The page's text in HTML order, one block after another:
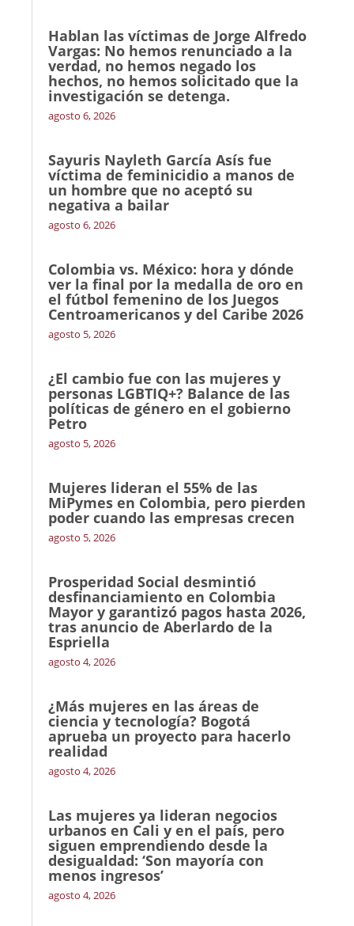
Hablan las víctimas de Jorge Alfredo
Vargas: No hemos renunciado a la
verdad, no hemos negado los
hechos, no hemos solicitado que la
investigación se detenga.
agosto 6, 2026
Sayuris Nayleth García Asís fue
víctima de feminicidio a manos de
un hombre que no aceptó su
negativa a bailar
agosto 6, 2026
Colombia vs. México: hora y dónde
ver la final por la medalla de oro en
el fútbol femenino de los Juegos
Centroamericanos y del Caribe 2026
agosto 5, 2026
¿El cambio fue con las mujeres y
personas LGBTIQ+? Balance de las
políticas de género en el gobierno
Petro
agosto 5, 2026
Mujeres lideran el 55% de las
MiPymes en Colombia, pero pierden
poder cuando las empresas crecen
agosto 5, 2026
Prosperidad Social desmintió
desfinanciamiento en Colombia
Mayor y garantizó pagos hasta 2026,
tras anuncio de Aberlardo de la
Espriella
agosto 4, 2026
¿Más mujeres en las áreas de
ciencia y tecnología? Bogotá
aprueba un proyecto para hacerlo
realidad
agosto 4, 2026
Las mujeres ya lideran negocios
urbanos en Cali y en el país, pero
siguen emprendiendo desde la
desigualdad: ‘Son mayoría con
menos ingresos’
agosto 4, 2026